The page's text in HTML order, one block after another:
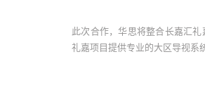
此次合作，华思将整合长嘉汇
礼嘉项目提供专业的大区导视系